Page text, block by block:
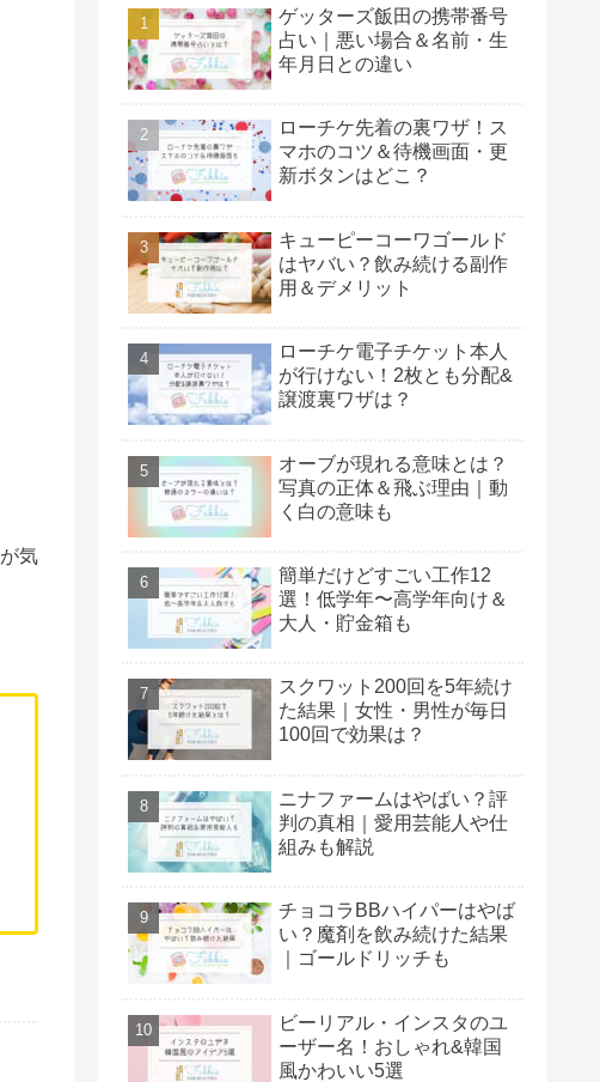
ゲッターズ飯田の携帯番号
占い｜悪い場合＆名前・生
年月日との違い
ローチケ先着の裏ワザ！ス
マホのコツ＆待機画面・更
新ボタンはどこ？
キューピーコーワゴールド
はヤバい？飲み続ける副作
用＆デメリット
ローチケ電子チケット本人
が行けない！2枚とも分配&
譲渡裏ワザは？
オーブが現れる意味とは？
写真の正体＆飛ぶ理由｜動
く白の意味も
簡単だけどすごい工作12
選！低学年〜高学年向け＆
大人・貯金箱も
スクワット200回を5年続け
た結果｜女性・男性が毎日
100回で効果は？
ニナファームはやばい？評
判の真相｜愛用芸能人や仕
組みも解説
チョコラBBハイパーはやば
い？魔剤を飲み続けた結果
｜ゴールドリッチも
ビーリアル・インスタのユ
ーザー名！おしゃれ&韓国
風かわいい5選